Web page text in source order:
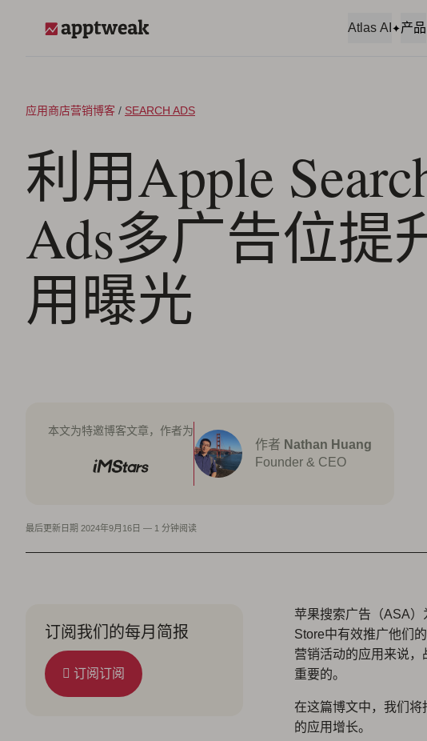
Atlas AI 产品
应用商店营销博客 / SEARCH ADS
利用Apple
Ads多广告位提
用曝光
本文为特邀博客文章，作者为
作者 Nathan Huang
Founder & CEO
最后更新日期 2024年9月16日 — 1 分钟阅读
订阅我们的每月简报
订阅订阅
苹果搜索广告（ASA
Store中有效推广他们
营销活动的应用来说
重要的。
在这篇博文中，我们
的应用增长。